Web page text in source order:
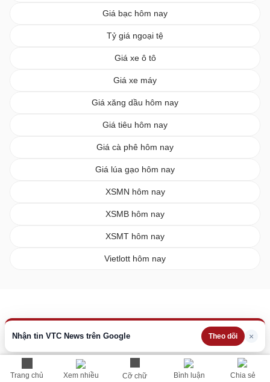
Trang chủ Xem nhiều Cỡ chữ Bình luận Chia sẻ
Nhận tin VTC News trên Google Theo dõi ×
Giá bạc hôm nay
Tỷ giá ngoại tệ
Giá xe ô tô
Giá xe máy
Giá xăng dầu hôm nay
Giá tiêu hôm nay
Giá cà phê hôm nay
Giá lúa gạo hôm nay
XSMN hôm nay
XSMB hôm nay
XSMT hôm nay
Vietlott hôm nay